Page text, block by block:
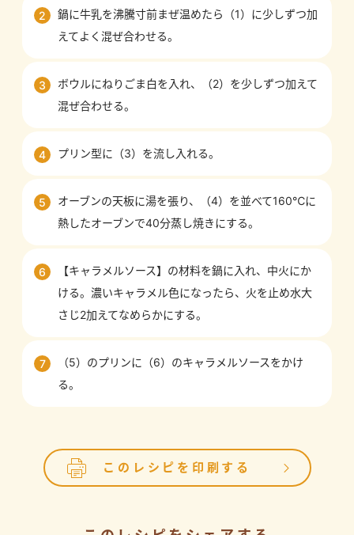
2
鍋に牛乳を沸騰寸前まぜ温めたら（1）に少しずつ加
えてよく混ぜ合わせる。
3
ボウルにねりごま白を入れ、（2）を少しずつ加えて
混ぜ合わせる。
4 プリン型に（3）を流し入れる。
5
オーブンの天板に湯を張り、（4）を並べて160℃に
熱したオーブンで40分蒸し焼きにする。
6
【キャラメルソース】の材料を鍋に入れ、中火にか
ける。濃いキャラメル色になったら、火を止め水大
さじ2加えてなめらかにする。
7
（5）のプリンに（6）のキャラメルソースをかけ
る。
このレシピを印刷する